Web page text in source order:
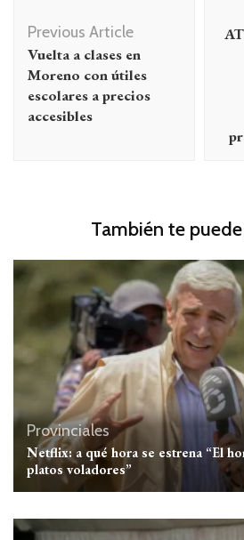
de
entradas
Previous Article
Vuelta a clases en
Moreno con útiles
escolares a precios
accesibles
También te puede
Provinciales
Netflix: a qué hora se estrena “El
platos voladores”